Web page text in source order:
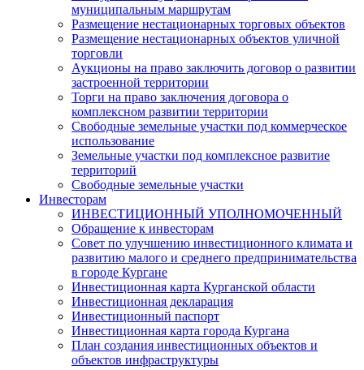
муниципальным маршрутам
Размещение нестационарных торговых объектов
Размещение нестационарных объектов уличной
торговли
Аукционы на право заключить договор о развитии
застроенной территории
Торги на право заключения договора о
комплексном развитии территории
Свободные земельные участки под коммерческое
использование
Земельные участки под комплексное развитие
территорий
Свободные земельные участки
Инвесторам
ИНВЕСТИЦИОННЫЙ УПОЛНОМОЧЕННЫЙ
Обращение к инвесторам
Совет по улучшению инвестиционного климата и
развитию малого и среднего предпринимательства
в городе Кургане
Инвестиционная карта Курганской области
Инвестиционная декларация
Инвестиционный паспорт
Инвестиционная карта города Кургана
План создания инвестиционных объектов и
объектов инфраструктуры